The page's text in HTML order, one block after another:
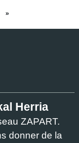
»
Herria
ZAPART.
donner de la